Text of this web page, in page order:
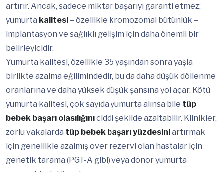
artırır. Ancak, sadece miktar başarıyı garanti etmez;
yumurta kalitesi – özellikle kromozomal bütünlük –
implantasyon ve sağlıklı gelişim için daha önemli bir
belirleyicidir.
Yumurta kalitesi, özellikle 35 yaşından sonra yaşla
birlikte azalma eğilimindedir, bu da daha düşük döllenme
oranlarına ve daha yüksek düşük şansına yol açar. Kötü
yumurta kalitesi, çok sayıda yumurta alınsa bile tüp
bebek başarı olasılığınıciddi şekilde azaltabilir. Klinikler,
zorlu vakalarda tüp bebek başarı yüzdesiniartırmak
için genellikle azalmış over rezervi olan hastalar için
genetik tarama (PGT-A gibi) veya donor yumurta